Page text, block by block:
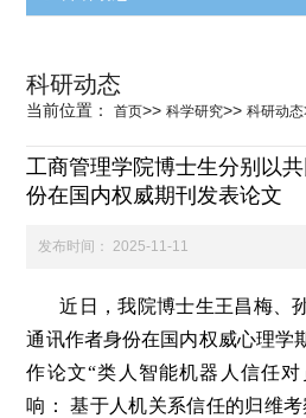
师资力
学生发
交流合
科研动态
当前位置：首页>> 科学研究>> 科研动态
工商管理学院博士生分别以
份在国内权威期刊发表论文
发布时间： 2025-11-11
近日，我院博士生王昌梅、
通讯作者身份在国内权威心理学
作论文“类人智能机器人信任
响： 基于人机关系信任的归维